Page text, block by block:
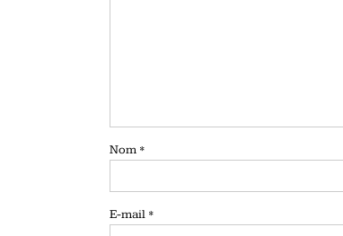
Nom *
E-mail *